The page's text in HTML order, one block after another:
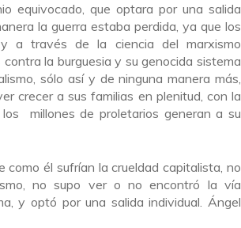
equivocado, que optara por una salida
la guerra estaba perdida, ya que los
y a través de la ciencia del marxismo
la burguesia y su genocida sistema
sólo así y de ninguna manera más,
crecer a sus familias en plenitud, con la
millones de proletarios generan a su
él sufrían la crueldad capitalista, no
no supo ver o no encontró la vía
y optó por una salida individual. Ángel